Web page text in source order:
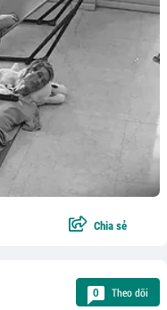
Chia sẻ
0 Theo dõi